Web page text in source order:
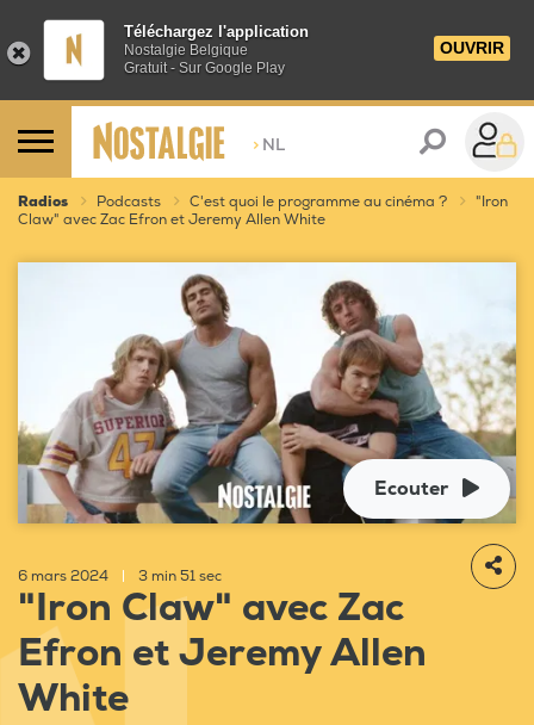
Téléchargez l'application
Nostalgie Belgique
Gratuit - Sur Google Play
OUVRIR
> NL
Radios Podcasts C'est quoi le programme au cinéma ?
"Iron
Claw" avec Zac Efron et Jeremy Allen White
Ecouter
6 mars 2024 3 min 51 sec
"Iron Claw" avec Zac
Efron et Jeremy Allen
White